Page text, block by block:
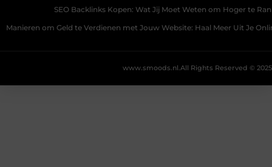
SEO Backlinks Kopen: Wat Jij Moet Weten om Hoger te
Manieren om Geld te Verdienen met Jouw Website: Haal Meer Uit Je
All Rights Reserved © 2025
www.smoods.nl.